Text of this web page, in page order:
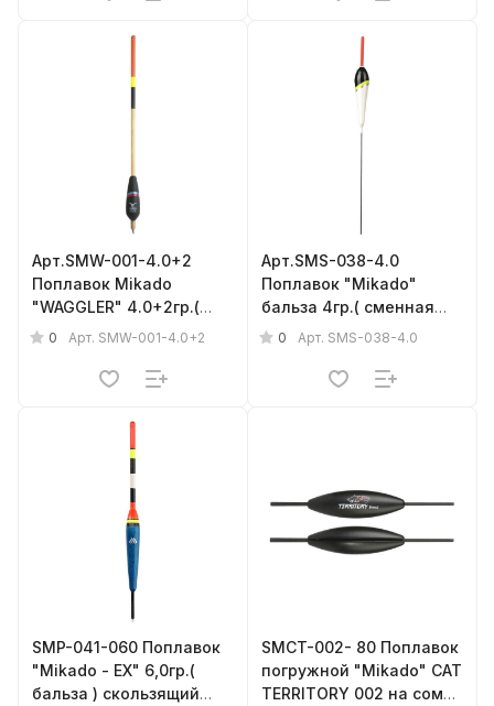
Арт.SMW-001-4.0+2
Поплавок Mikado
"WAGGLER" 4.0+2гр.(
бальза )
0 Арт. SMW-001-4.0+2
Арт.SMS-038-4.0
Поплавок "Mikado"
бальза 4гр.( сменная
антенка, d - 3mm )
0 Арт. SMS-038-4.0
SMP-041-060 Поплавок
"Mikado - EX" 6,0гр.(
бальза ) скользящий
SMCT-002- 80 Поплавок
погружной "Mikado" CAT
TERRITORY 002 на сома,